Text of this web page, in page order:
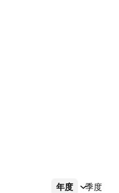
年度 季度
更多